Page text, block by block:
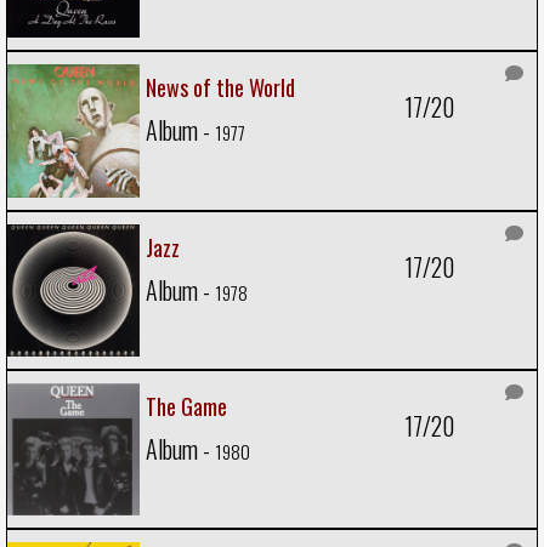
News of the World
Album - 1977
17/20
Jazz
Album - 1978
17/20
The Game
Album - 1980
17/20